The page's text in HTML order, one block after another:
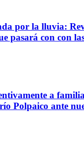
por la lluvia:
pasará con con
a
Polpaico ante